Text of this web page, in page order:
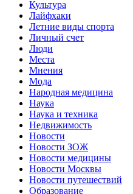
Культура
Лайфхаки
Летние виды спорта
Личный счет
Люди
Места
Мнения
Мода
Народная медицина
Наука
Наука и техника
Недвижимость
Новости
Новости ЗОЖ
Новости медицины
Новости Москвы
Новости путешествий
Образование